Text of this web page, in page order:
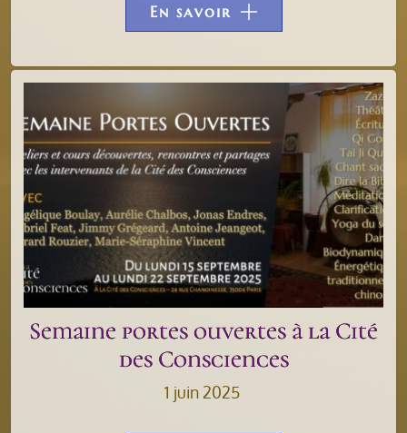
En savoir
Semaine portes ouvertes à la Cité
des Consciences
1 juin 2025